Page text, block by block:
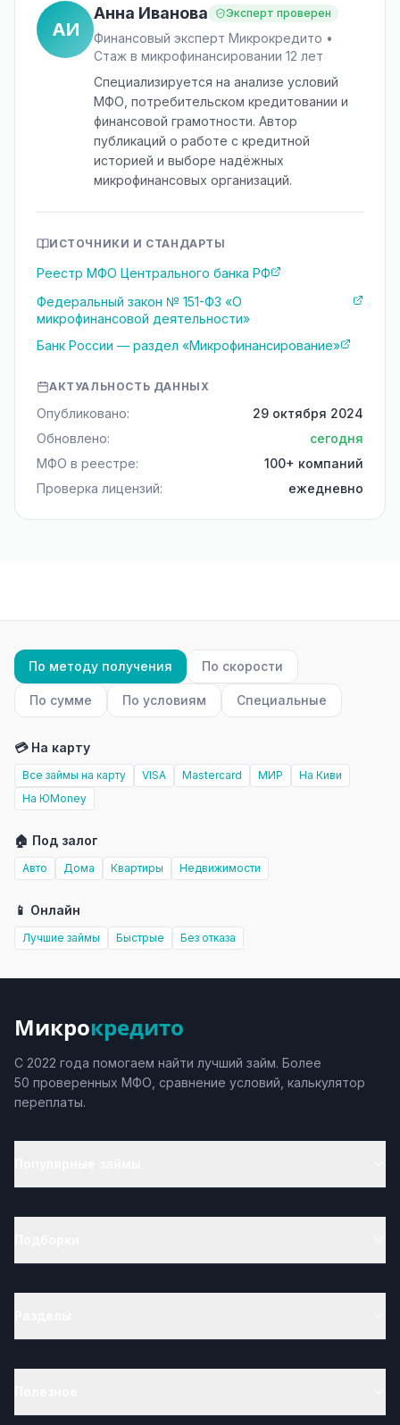
АИ
Анна Иванова Эксперт проверен
Финансовый эксперт Микрокредито •
Стаж в микрофинансировании 12 лет
Специализируется на анализе условий
МФО, потребительском кредитовании и
финансовой грамотности. Автор
публикаций о работе с кредитной
историей и выборе надёжных
микрофинансовых организаций.
ИСТОЧНИКИ И СТАНДАРТЫ
Реестр МФО Центрального банка РФ
Федеральный закон № 151-ФЗ «О
микрофинансовой деятельности»
Банк России — раздел «Микрофинансирование»
АКТУАЛЬНОСТЬ ДАННЫХ
Опубликовано:
29 октября 2024
Обновлено:
сегодня
МФО в реестре:
100+ компаний
Проверка лицензий:
ежедневно
По методу получения По скорости
По сумме По условиям Специальные
💳 На карту
Все займы на карту VISA Mastercard МИР
На Киви
На ЮMoney
🏠 Под залог
Авто Дома Квартиры Недвижимости
📱 Онлайн
Лучшие займы Быстрые Без отказа
Микрокредито
С 2022 года помогаем найти лучший займ. Более
50 проверенных МФО, сравнение условий, калькулятор
переплаты.